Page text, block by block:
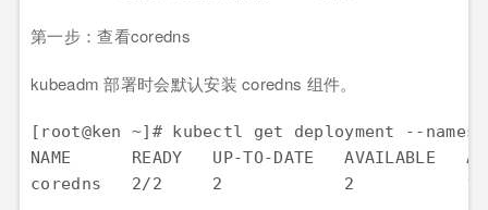
第一步：查看coredns
kubeadm 部署时会默认安装 coredns 组件。
[root@ken ~]# kubectl get deployment --
NAME      READY   UP-TO-DATE   AVAILABLE
coredns   2/2     2            2